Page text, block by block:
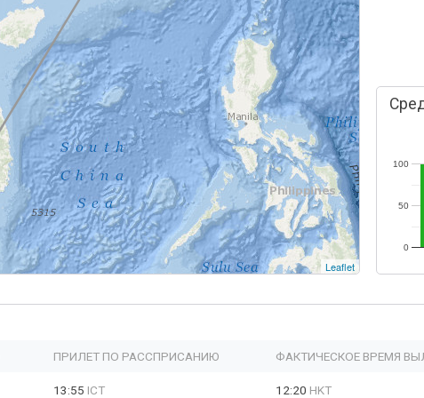
Leaflet
0
50
100
ПРИЛЕТ ПО РАССПРИСАНИЮ ФАКТИЧЕСКОЕ ВРЕМЯ
13:55 ICT 12:20 HKT